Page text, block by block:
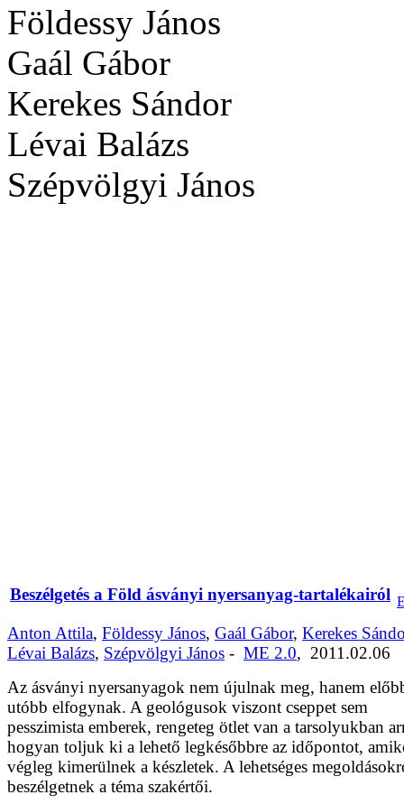
Földessy János
Gaál Gábor
Kerekes Sándor
Lévai Balázs
Szépvölgyi János
Beszélgetés a Föld ásványi nyersanyag-tartalékairól
Anton Attila, Földessy János, Gaál Gábor, Kerekes
Lévai Balázs, Szépvölgyi János - ME 2.0, 2011.02.06
Az ásványi nyersanyagok nem újulnak meg, hanem
utóbb elfogynak. A geológusok viszont cseppet sem
pesszimista emberek, rengeteg ötlet van a tarsolyukban
hogyan toljuk ki a lehető legkésőbbre az időpontot,
végleg kimerülnek a készletek. A lehetséges
beszélgetnek a téma szakértői.